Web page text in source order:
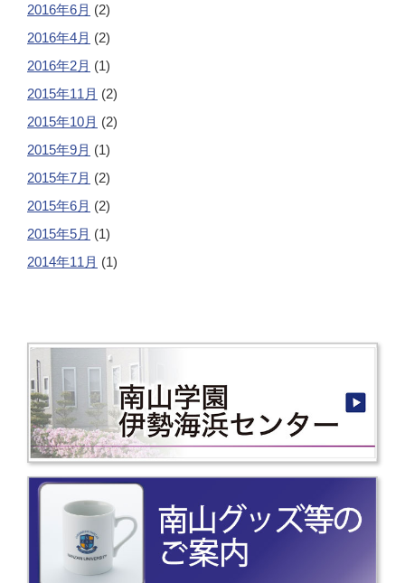
2016年6月 (2)
2016年4月 (2)
2016年2月 (1)
2015年11月 (2)
2015年10月 (2)
2015年9月 (1)
2015年7月 (2)
2015年6月 (2)
2015年5月 (1)
2014年11月 (1)